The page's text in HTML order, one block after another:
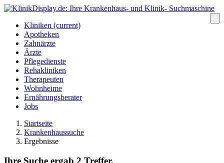
Kliniken (current)
Apotheken
Zahnärzte
Ärzte
Pflegedienste
Rehakliniken
Therapeuten
Wohnheime
Ernährungsberater
Jobs
Startseite
Krankenhaussuche
Ergebnisse
Ihre Suche ergab 2 Treffer.